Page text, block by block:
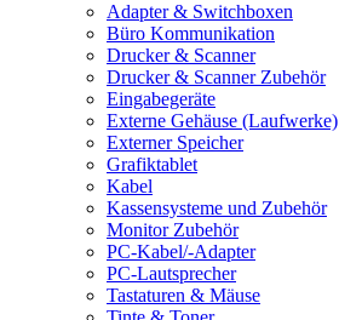
Adapter & Switchboxen
Büro Kommunikation
Drucker & Scanner
Drucker & Scanner Zubehör
Eingabegeräte
Externe Gehäuse (Laufwerke)
Externer Speicher
Grafiktablet
Kabel
Kassensysteme und Zubehör
Monitor Zubehör
PC-Kabel/-Adapter
PC-Lautsprecher
Tastaturen & Mäuse